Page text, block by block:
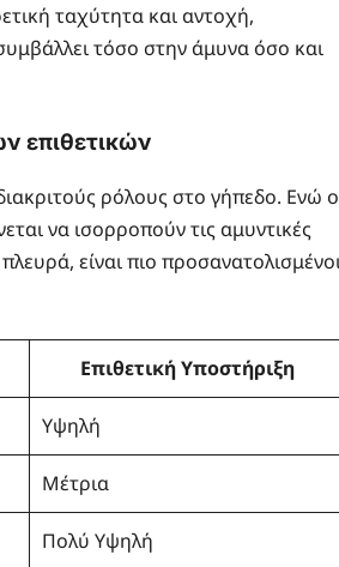
ταχύτητα και αντοχή,
τόσο στην άμυνα όσο και
επιθετικών
ρόλους στο γήπεδο. Ενώ
να ισορροπούν τις αμυντικές
είναι πιο
Επιθετική Υποστήριξη
Υψηλή
Μέτρια
Πολύ Υψηλή